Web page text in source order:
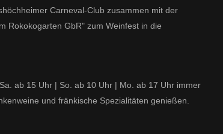
Carneval-Club zusammen mit der
Rokokogarten GbR" zum Weinfest in die
ab 15 Uhr | So. ab 10 Uhr | Mo. ab 17 Uhr immer
und fränkische Spezialitäten genießen.